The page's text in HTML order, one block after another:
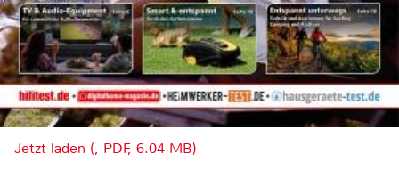
Jetzt laden (, PDF, 6.04 MB)